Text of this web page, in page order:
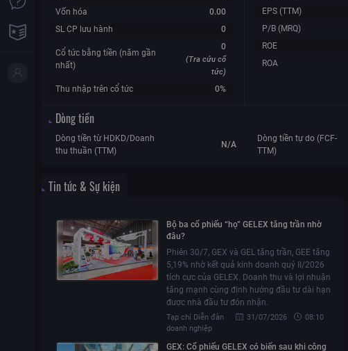
Vốn hóa
0.00
SL CP lưu hành
0
Cổ tức bằng tiền (năm gần
nhất)
0
(Tra cứu cổ
tức)
Thu nhập trên cổ tức 0%
EPS (TTM)
P/B (MRQ)
ROE
ROA
Dòng tiền
Dòng tiền từ HDKD/Doanh
thu thuần (TTM)
N/A
Dòng tiền tự do (FCF-
TTM)
Tin tức & Sự kiện
Bộ ba cổ phiếu “họ” GELEX tăng trần nhờ
đâu?
Phiên 30/7, GEX và GEL tăng trần, GEE tăng
5,19% nhờ kết quả kinh doanh quý II/2026
tích cực của GELEX. Doanh thu và lợi nhuận
tăng mạnh cùng định hướng đầu tư dài hạn
được nhà đầu tư đón nhận.
Tạp chí Diễn đàn
doanh nghiệp
31/07/2026 08:10
GEX: Cổ phiếu GELEX có biến sau khi công